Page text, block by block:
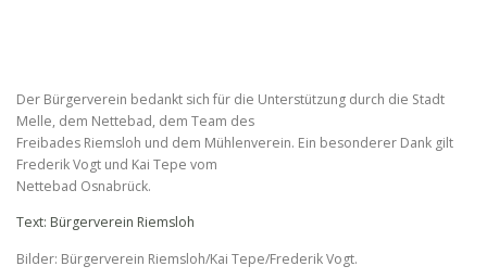
Der Bürgerverein bedankt sich für die Unterstützung durch die Stadt
Melle, dem Nettebad, dem Team des
Freibades Riemsloh und dem Mühlenverein. Ein besonderer Dank gilt
Frederik Vogt und Kai Tepe vom
Nettebad Osnabrück.
Text: Bürgerverein Riemsloh
Bilder: Bürgerverein Riemsloh/Kai Tepe/Frederik Vogt.